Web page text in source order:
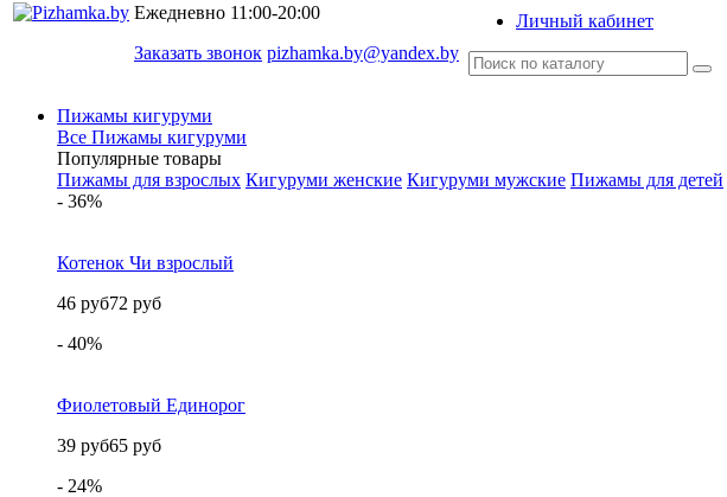
Ежедневно 11:00-20:00
Заказать звонок pizhamka.by@yandex.by
Личный кабинет
Пижамы кигуруми
Все Пижамы кигуруми
Популярные товары
Пижамы для взрослых Кигуруми женские Кигуруми мужские Пижамы для детей
- 36%
Котенок Чи взрослый
46 руб72 руб
- 40%
Фиолетовый Единорог
39 руб65 руб
- 24%